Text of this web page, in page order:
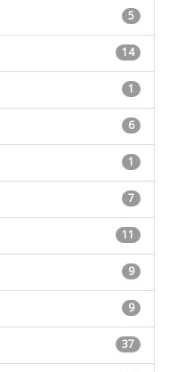
5
14
1
6
1
7
11
9
9
37